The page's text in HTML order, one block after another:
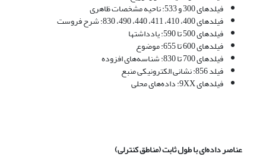
فیلدهای 300 و 533: ناحیه مشخصات ظاهری
فیلدهای 400، 410، 411، 440، 490، 830: شرح فروست
فیلدهای 500 تا 590: یادداشتها
فیلدهای 600 تا 655: موضوع
فیلدهای 700 تا 830: شناسه‌های افزوده
فیلد 856: نشانی الکترونیکی منبع
فیلدهای 9XX: داده‌های محلی
عناصر داده‌ای با طول ثابت (مناطق کنترلی)